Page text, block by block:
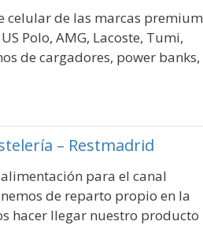
celular de las marcas premium
Polo, AMG, Lacoste, Tumi,
de cargadores, power banks,
– Restmadrid
para el canal
de reparto propio en la
hacer llegar nuestro producto